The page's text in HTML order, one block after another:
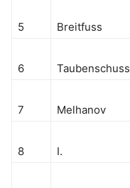
5 Breitfuss
6 Taubenschuss
7 Melhanov
8 I.